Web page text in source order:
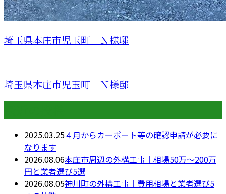
埼玉県本庄市児玉町 Ｎ様邸
埼玉県本庄市児玉町 Ｎ様邸
2025.03.25４月からカーポート等の確認申請が必要に
なります
2026.08.06本庄市周辺の外構工事｜相場50万〜200万
円と業者選び5選
2026.08.05神川町の外構工事｜費用相場と業者選び5